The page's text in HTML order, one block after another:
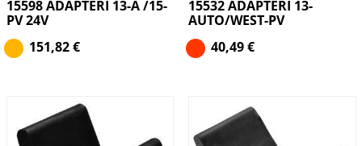
15598 ADAPTERI 13-A /15-
PV 24V
151,82€
15532 ADAPTERI 13-
AUTO/WEST-PV
40,49€